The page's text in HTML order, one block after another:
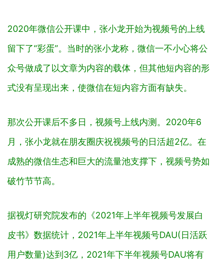
2020年微信公开课中，张小龙开始为视频号的上线
留下了“彩蛋”。当时的张小龙称，微信一不小心将公
众号做成了以文章为内容的载体，但其他短内容的形
式没有呈现出来，使微信在短内容方面有缺失。
那次公开课后不多日，视频号上线内测。2020年6
月，张小龙就在朋友圈庆祝视频号的日活超2亿。在
成熟的微信生态和巨大的流量池支撑下，视频号势如
破竹节节高。
据视灯研究院发布的《2021年上半年视频号发展白
皮书》数据统计，2021年上半年视频号DAU(日活跃
用户数量)达到3亿，2021年下半年视频号DAU将有